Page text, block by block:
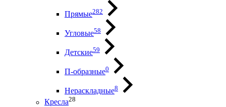
Прямые282
Угловые58
Детские59
П-образные0
Нераскладные8
Кресла28